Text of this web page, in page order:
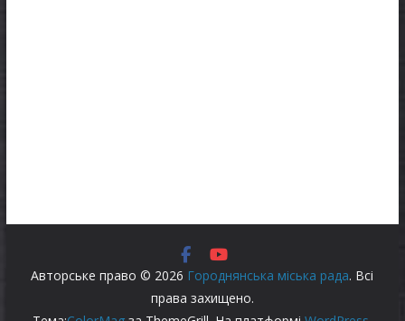
Авторське право © 2026 Городнянська міська рада. Всі
права захищено.